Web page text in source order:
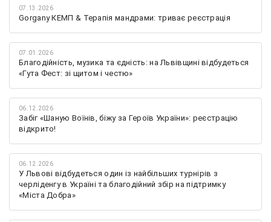
07.13.2026
Gorgany КЕМП & Терапія мандрами: триває реєстрація
07.01.2026
Благодійність, музика та єдність: на Львівщині відбудеться
«Гута Фест: зі щитом і честю»
06.12.2026
Забіг «Шаную Воїнів, біжу за Героїв України»: реєстрацію
відкрито!
06.12.2026
У Львові відбудеться один із найбільших турнірів з
черліденгу в Україні та благодійний збір на підтримку
«Міста Добра»